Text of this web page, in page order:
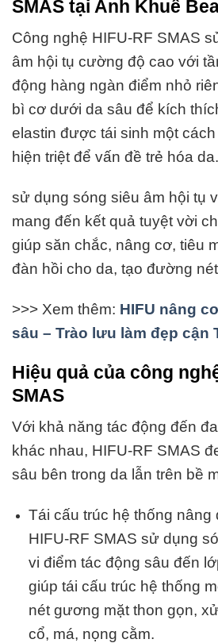
SMAS tại Anh Khuê
Công nghệ HIFU-RF SMAS
âm hội tụ cường độ cao với
động hàng ngàn điểm nhỏ
bì cơ dưới da sâu để kích
elastin được tái sinh một
hiện triệt để vấn đề trẻ hóa da.
sử dụng sóng siêu âm hội tụ
mang đến kết quả tuyệt vời
giúp săn chắc, nâng cơ, tiêu
đàn hồi cho da, tạo đường
>>> Xem thêm: HIFU nâng
sâu – Trào lưu làm đẹp cận
Hiệu quả của công
SMAS
Với khả năng tác động đến
khác nhau, HIFU-RF SMAS
sâu bên trong da lẫn trên bề
Tái cấu trúc hệ thống nâng
HIFU-RF SMAS sử dụng
vi điểm tác động sâu đến
giúp tái cấu trúc hệ thống
nét gương mặt thon gọn,
cổ, má, nọng cằm.